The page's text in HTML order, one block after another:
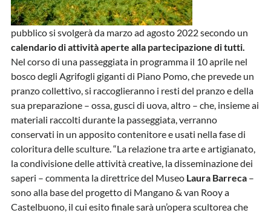
pubblico si svolgerà da marzo ad agosto 2022 secondo un
calendario di attività aperte alla partecipazione di tutti.
Nel corso di una passeggiata in programma il 10 aprile nel
bosco degli Agrifogli giganti di Piano Pomo, che prevede un
pranzo collettivo, si raccoglieranno i resti del pranzo e della
sua preparazione – ossa, gusci di uova, altro – che, insieme ai
materiali raccolti durante la passeggiata, verranno
conservati in un apposito contenitore e usati nella fase di
coloritura delle sculture. “La relazione tra arte e artigianato,
la condivisione delle attività creative, la disseminazione dei
saperi – commenta la direttrice del Museo Laura Barreca–
sono alla base del progetto di Mangano & van Rooy a
Castelbuono, il cui esito finale sarà un’opera scultorea che